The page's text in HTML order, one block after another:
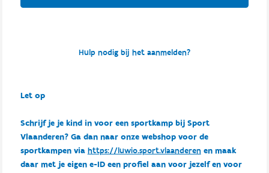
Hulp nodig bij het aanmelden?
Let op
Schrijf je je kind in voor een sportkamp bij Sport
Vlaanderen? Ga dan naar onze webshop voor de
sportkampen via https://luwio.sport.vlaanderenen maak
daar met je eigen e-ID een profiel aan voor jezelf en voor